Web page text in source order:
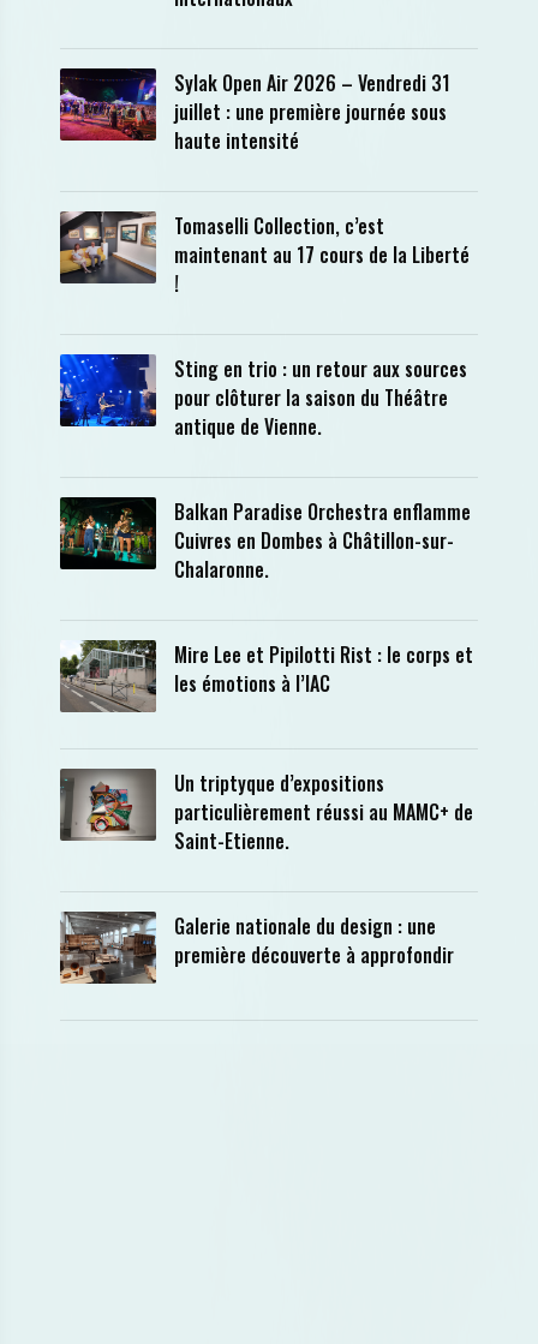
Sylak Open Air 2026 – Vendredi 31
juillet : une première journée sous
haute intensité
Tomaselli Collection, c’est
maintenant au 17 cours de la Liberté
!
Sting en trio : un retour aux sources
pour clôturer la saison du Théâtre
antique de Vienne.
Balkan Paradise Orchestra enflamme
Cuivres en Dombes à Châtillon-sur-
Chalaronne.
Mire Lee et Pipilotti Rist : le corps et
les émotions à l’IAC
Un triptyque d’expositions
particulièrement réussi au MAMC+ de
Saint-Etienne.
Galerie nationale du design : une
première découverte à approfondir